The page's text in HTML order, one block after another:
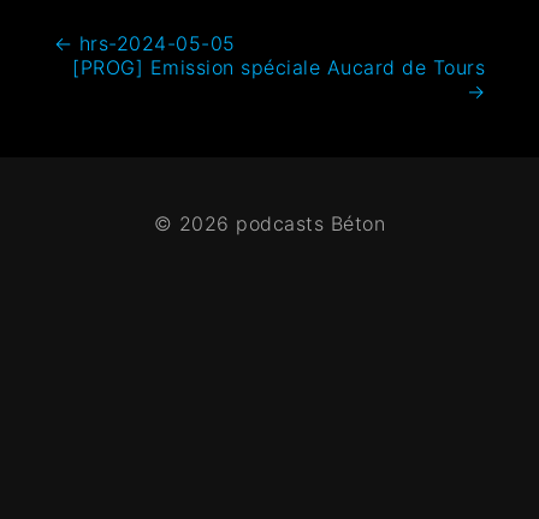
← hrs-2024-05-05
[PROG] Emission spéciale Aucard de Tours
→
© 2026 podcasts Béton